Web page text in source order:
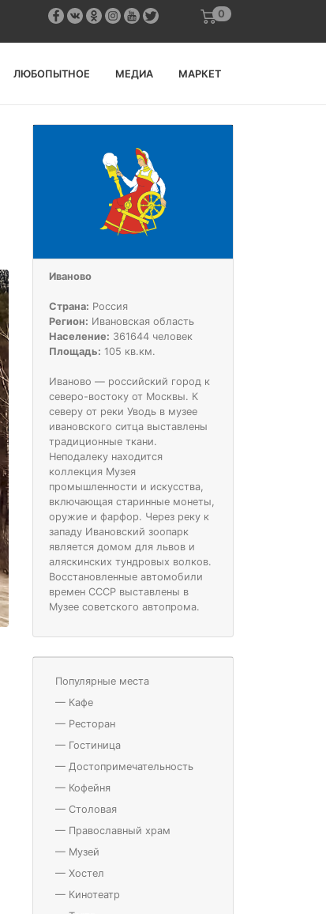
0
ЛЮБОПЫТНОЕ МЕДИА МАРКЕТ
Иваново
Страна: Россия
Регион: Ивановская область
Население: 361644 человек
Площадь: 105 кв.км.
Иваново — российский город к
северо-востоку от Москвы. К
северу от реки Уводь в музее
ивановского ситца выставлены
традиционные ткани.
Неподалеку находится
коллекция Музея
промышленности и искусства,
включающая старинные монеты,
оружие и фарфор. Через реку к
западу Ивановский зоопарк
является домом для львов и
аляскинских тундровых волков.
Восстановленные автомобили
времен СССР выставлены в
Музее советского автопрома.
Популярные места
— Кафе
— Ресторан
— Гостиница
— Достопримечательность
— Кофейня
— Столовая
— Православный храм
— Музей
— Хостел
— Кинотеатр